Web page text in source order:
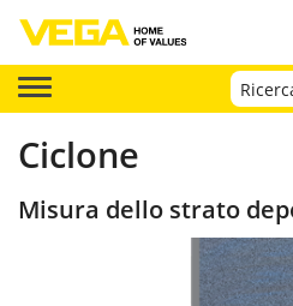
Ciclone
Misura dello strato